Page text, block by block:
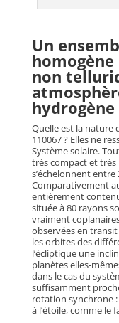
Un
homogène
non
hydrogène
Quelle est la nature
110067 ? Elles ne
Système solaire.
très compact et très
s’échelonnent
Comparativement
entièrement
située à 80 rayons
vraiment
observées en transit
les orbites des
l’écliptique une
planètes elles-
dans le cas du
suffisamment
rotation synchrone
à l’étoile, comme le